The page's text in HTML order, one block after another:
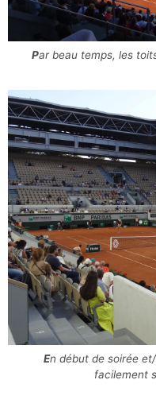
Par beau temps, les
En début de soirée et/ou sur un match Dames, on peut
facilement